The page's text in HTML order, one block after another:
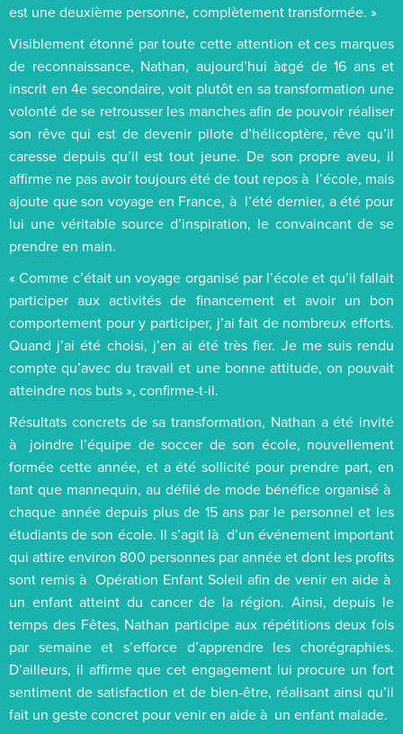
est une deuxième personne, complètement transformée. »
Visiblement étonné par toute cette attention et ces marques
de reconnaissance, Nathan, aujourd’hui à¢gé de 16 ans et
inscrit en 4e secondaire, voit plutôt en sa transformation une
volonté de se retrousser les manches afin de pouvoir réaliser
son rêve qui est de devenir pilote d’hélicoptère, rêve qu’il
caresse depuis qu’il est tout jeune. De son propre aveu, il
affirme ne pas avoir toujours été de tout repos à l’école, mais
ajoute que son voyage en France, à l’été dernier, a été pour
lui une véritable source d’inspiration, le convaincant de se
prendre en main.
« Comme c’était un voyage organisé par l’école et qu’il fallait
participer aux activités de financement et avoir un bon
comportement pour y participer, j’ai fait de nombreux efforts.
Quand j’ai été choisi, j’en ai été très fier. Je me suis rendu
compte qu’avec du travail et une bonne attitude, on pouvait
atteindre nos buts », confirme-t-il.
Résultats concrets de sa transformation, Nathan a été invité
à joindre l’équipe de soccer de son école, nouvellement
formée cette année, et a été sollicité pour prendre part, en
tant que mannequin, au défilé de mode bénéfice organisé à
chaque année depuis plus de 15 ans par le personnel et les
étudiants de son école. Il s’agit là d’un événement important
qui attire environ 800 personnes par année et dont les profits
sont remis à Opération Enfant Soleil afin de venir en aide à
un enfant atteint du cancer de la région. Ainsi, depuis le
temps des Fêtes, Nathan participe aux répétitions deux fois
par semaine et s’efforce d’apprendre les chorégraphies.
D’ailleurs, il affirme que cet engagement lui procure un fort
sentiment de satisfaction et de bien-être, réalisant ainsi qu’il
fait un geste concret pour venir en aide à un enfant malade.